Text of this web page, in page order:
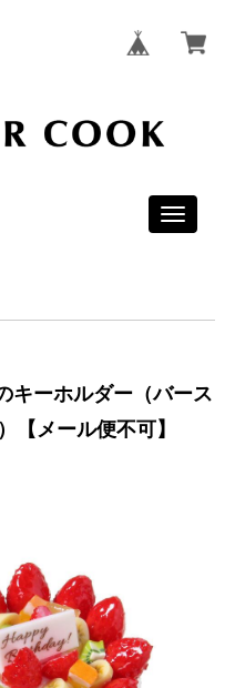
Toggle
キーホルダー（バース
【メール便不可】